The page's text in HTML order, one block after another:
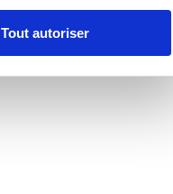
Tout autoriser